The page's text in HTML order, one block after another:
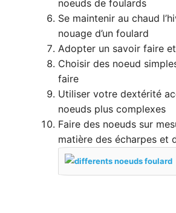
noeuds de foulards
Se maintenir au chaud
nouage d’un foulard
Adopter un savoir faire
Choisir des noeud
faire
Utiliser votre dextérité
noeuds plus complexes
Faire des noeuds sur
matière des écharpes et